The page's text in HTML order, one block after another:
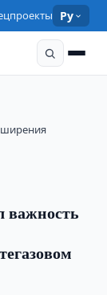
Ру
важность